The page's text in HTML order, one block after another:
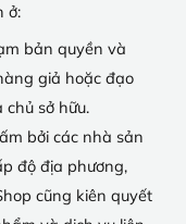
ở:
bản quyền và
giả hoặc đạo
sở hữu.
bởi các nhà sản
độ địa phương,
cũng kiên quyết